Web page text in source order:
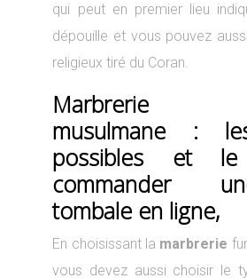
qui peut en premier lieu
dépouille et vous pouvez
religieux tiré du Coran.
Marbrerie
musulmane :
possibles et
commander
tombale en ligne,
En choisissant la marbrerie
vous devez aussi choisir le